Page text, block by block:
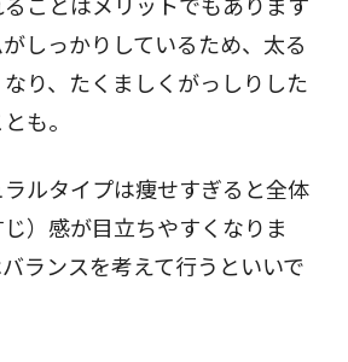
しっかりしているため、太る
り、たくましくがっしりした
も。
ルタイプは痩せすぎると全体
）感が目立ちやすくなりま
ランスを考えて行うといいで